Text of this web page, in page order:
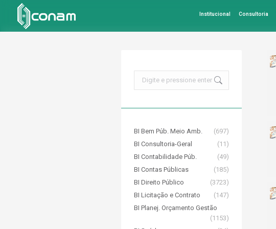
Institucional Consultoria
BI Bem Púb. Meio Amb.
(697)
BI Consultoria-Geral
(11)
BI Contabilidade Púb.
(49)
BI Contas Públicas
(185)
BI Direito Público
(3723)
BI Licitação e Contrato
(147)
BI Planej. Orçamento Gestão
(1153)